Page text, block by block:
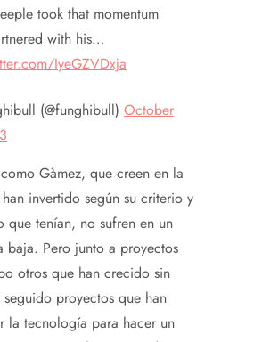
took that momentum
with his…
IyeGZVDxja
(@funghibull) October
Gàmez, que creen en la
invertido según su criterio y
que tenían, no sufren en un
baja. Pero junto a proyectos
otros que han crecido sin
proyectos que han
la tecnología para hacer un